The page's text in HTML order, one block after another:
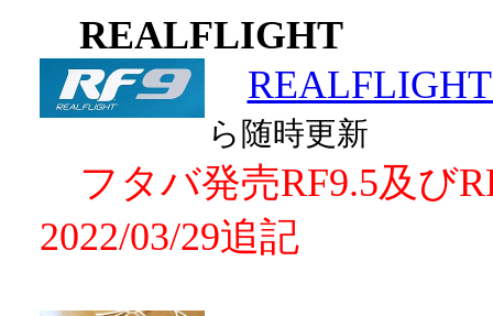
REALFLIGHT
ら随時更新
フタバ発売RF9.5及び
2022/03/29追記